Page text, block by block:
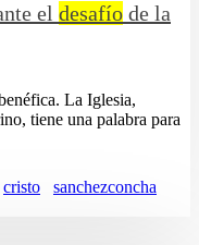
el desafío de la
La Iglesia,
tiene una palabra para
cristo
sanchezconcha